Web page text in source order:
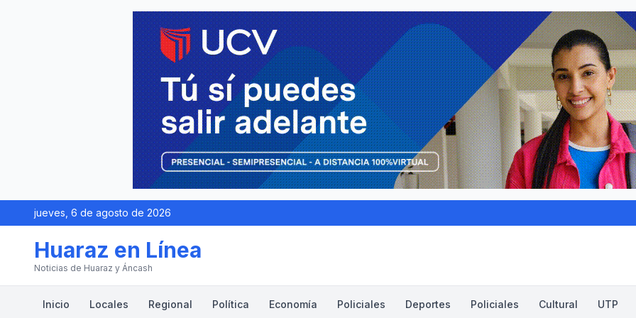
jueves, 6 de agosto de 2026
Huaraz en Línea
Noticias de Huaraz y Áncash
Inicio Locales Regional Política Economía Policiales Deportes Policiales Cultural UTP